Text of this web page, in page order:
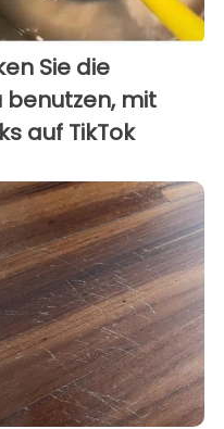
Sie die
benutzen, mit
auf TikTok